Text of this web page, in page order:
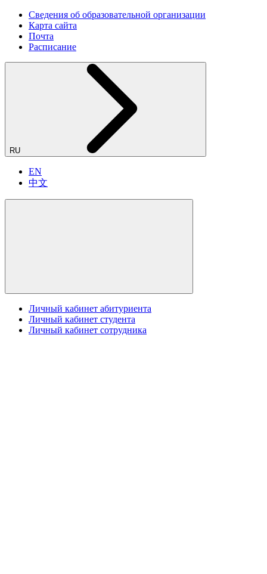
Сведения об образовательной организации
Карта сайта
Почта
Расписание
RU
EN
中文
Личный кабинет абитуриента
Личный кабинет студента
Личный кабинет сотрудника